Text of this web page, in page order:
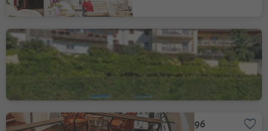
Albergo Aquila D'Oro
Amalia Pernter 1896